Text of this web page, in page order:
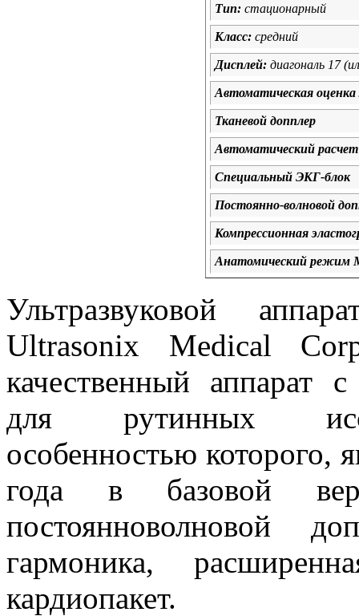
Тип: стационарный
Класс: средний
Дисплей: диагональ 17
Автоматическая
Тканевой допплер
Автоматический
Специальный ЭКГ-блок
Постоянно-волновой
Компрессионная
Анатомический режим
Ультразвуковой
Ultrasonix Medical
качественный аппарат
для рутинных
особенностью которого,
года в базовой
постоянноволновой
гармоника,
кардиопакет.